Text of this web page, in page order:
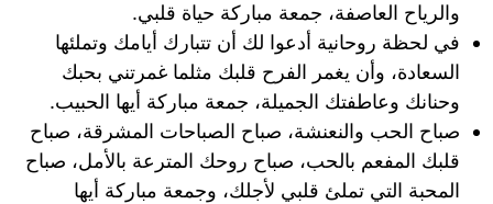
والرياح العاصفة، جمعة مباركة حياة قلبي.
في لحظة روحانية أدعوا لك أن تتبارك أيامك وتملئها
السعادة، وأن يغمر الفرح قلبك مثلما غمرتني بحبك
وحنانك وعاطفتك الجميلة، جمعة مباركة أيها الحبيب.
صباح الحب والنعنشة، صباح الصباحات المشرقة، صباح
قلبك المفعم بالحب، صباح روحك المترعة بالأمل، صباح
المحبة التي تملئ قلبي لأجلك، وجمعة مباركة أيها